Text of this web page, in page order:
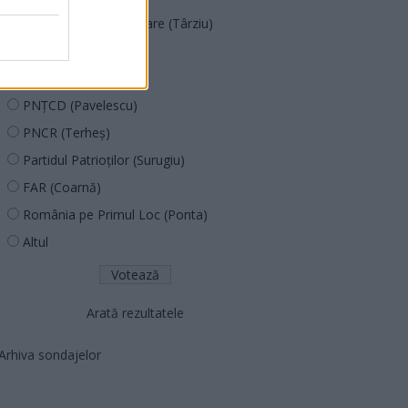
Acțiunea Conservatoare (Târziu)
PNȚCD (Pavelescu)
PNCR (Terheș)
Partidul Patrioților (Surugiu)
FAR (Coarnă)
România pe Primul Loc (Ponta)
Altul
Arată rezultatele
sondajelor